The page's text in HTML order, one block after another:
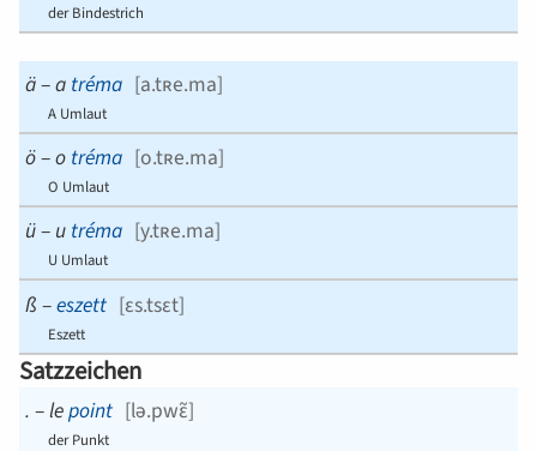
der Bindestrich
ä–a tréma [a.tʀe.ma]
A Umlaut
ö–o tréma [o.tʀe.ma]
O Umlaut
ü– u tréma [y.tʀe.ma]
U Umlaut
ß –eszett [ɛs.tsɛt]
Eszett
Satzzeichen
. –lepoint [lə.pwɛ̃]
der Punkt